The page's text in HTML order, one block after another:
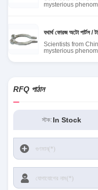
mysterious
যথার্থ ফোরজ অটো পার্টস
Scientists from
mysterious
RFQ পাঠান
স্টক: In Stock